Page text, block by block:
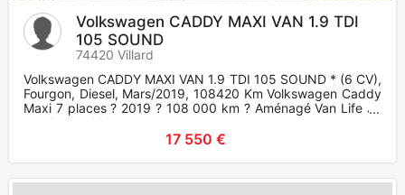
Volkswagen CADDY MAXI VAN 1.9 TDI
105 SOUND
74420 Villard
Volkswagen CADDY MAXI VAN 1.9 TDI 105 SOUND * (6 CV),
Fourgon, Diesel, Mars/2019, 108420 Km Volkswagen Caddy
Maxi 7 places ? 2019 ? 108 000 km ? Aménagé Van Life Je
vends mon Vol
17 550 €